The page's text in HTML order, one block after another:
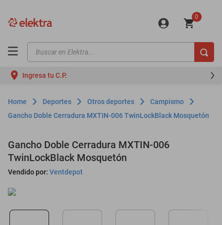
0
Buscar en Elektra...
Ingresa tu C.P.
Deportes Otros deportes
Campismo
Gancho Doble Cerradura MXTIN-006 TwinLockBlack Mosquetón
Gancho Doble Cerradura MXTIN-006
TwinLockBlack Mosquetón
Vendido por: Ventdepot
motos
moto
celulares
refrigeradores
lavadoras